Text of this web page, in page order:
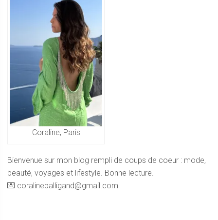
Coraline, Paris
Bienvenue sur mon blog rempli de coups de coeur : mode,
beauté, voyages et lifestyle. Bonne lecture.
💌 coralineballigand@gmail.com